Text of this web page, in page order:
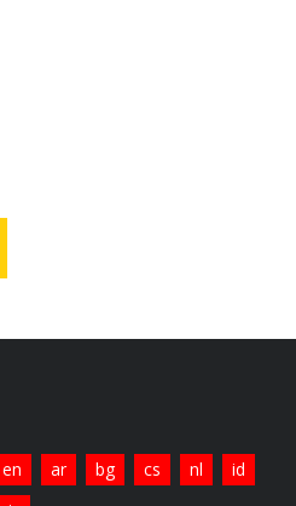
en ar bg cs nl
id